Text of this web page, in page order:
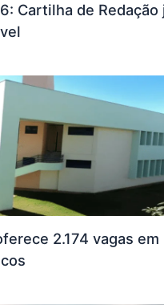
Cartilha de Redação
2.174 vagas em